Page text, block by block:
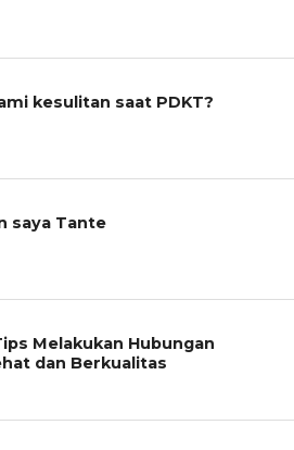
kesulitan saat PDKT?
saya Tante
Melakukan Hubungan
dan Berkualitas